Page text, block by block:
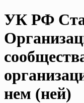
УК РФ
нем (ней)